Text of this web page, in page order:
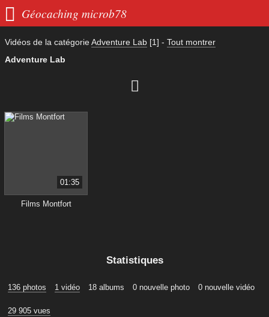
 Géocaching microb78
Vidéos de la catégorieAdventure Lab [1] - Tout montrer
Adventure Lab

01:35
Films Montfort
Statistiques
136 photos 1 vidéo 18 albums 0 nouvelle photo 0 nouvelle vidéo
29 905 vues